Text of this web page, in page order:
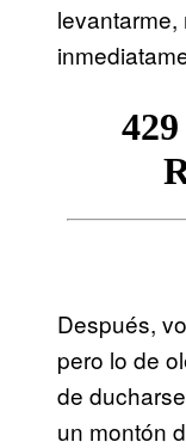
levantarme,
Después,
pero lo de
de
un montón